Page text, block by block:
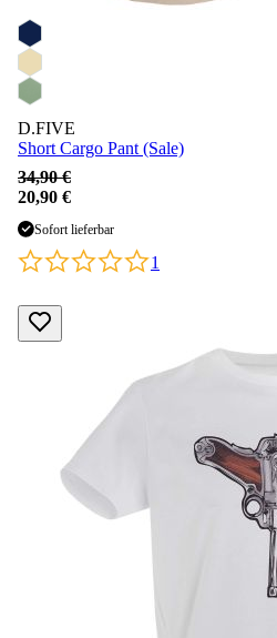
D.FIVE
Short Cargo Pant (Sale)
34,90 €
20,90 €
Sofort lieferbar
1